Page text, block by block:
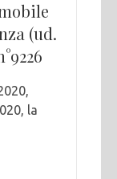
(ud.
la